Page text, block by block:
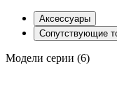
Аксессуары
Сопутствующие
Модели серии (6)